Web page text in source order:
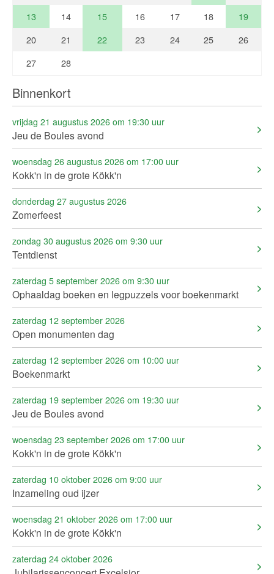
13
14 15 16 17 18
19
20
21 22 23 24 25
26
27
28
Binnenkort
vrijdag 21 augustus 2026 om 19:30 uur
Jeu de Boules avond
woensdag 26 augustus 2026 om 17:00 uur
Kokk'n in de grote Kökk'n
donderdag 27 augustus 2026
Zomerfeest
zondag 30 augustus 2026 om 9:30 uur
Tentdienst
zaterdag 5 september 2026 om 9:30 uur
Ophaaldag boeken en legpuzzels voor boekenmarkt
zaterdag 12 september 2026
Open monumenten dag
zaterdag 12 september 2026 om 10:00 uur
Boekenmarkt
zaterdag 19 september 2026 om 19:30 uur
Jeu de Boules avond
woensdag 23 september 2026 om 17:00 uur
Kokk'n in de grote Kökk'n
zaterdag 10 oktober 2026 om 9:00 uur
Inzameling oud ijzer
woensdag 21 oktober 2026 om 17:00 uur
Kokk'n in de grote Kökk'n
zaterdag 24 oktober 2026